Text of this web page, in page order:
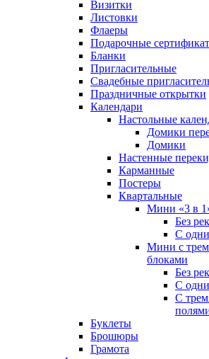
Визитки
Листовки
Флаеры
Подарочные
Бланки
Пригласительные
Свадебные
Праздничные открытки
Календари
Настольные
Домики
Домики
Настенные
Карманные
Постеры
Квартальные
Мини «3 в
Без
С
Мини с
блоками
Без
С
С
Буклеты
Брошюры
Грамота